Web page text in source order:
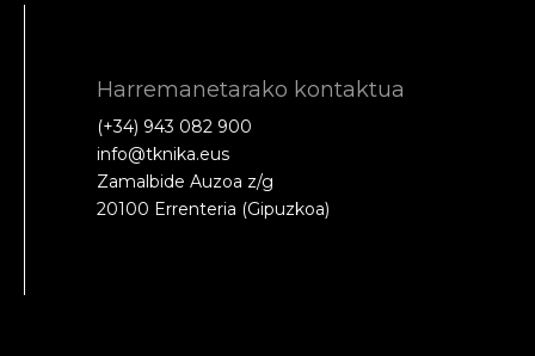
Harremanetarako kontaktua
(+34) 943 082 900
info@tknika.eus
Zamalbide Auzoa z/g
20100 Errenteria (Gipuzkoa)